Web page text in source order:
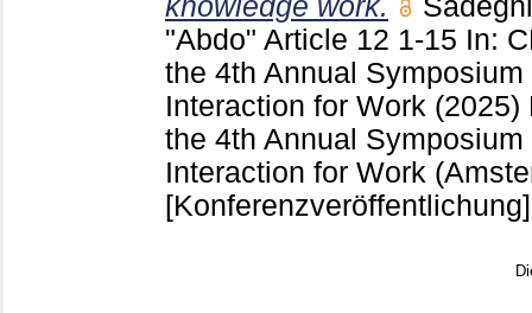
"Abdo" Article 12 1-15 In:
the 4th Annual
Interaction for Work
the 4th Annual
Interaction for Work
[Konferenzveröffentlichung]